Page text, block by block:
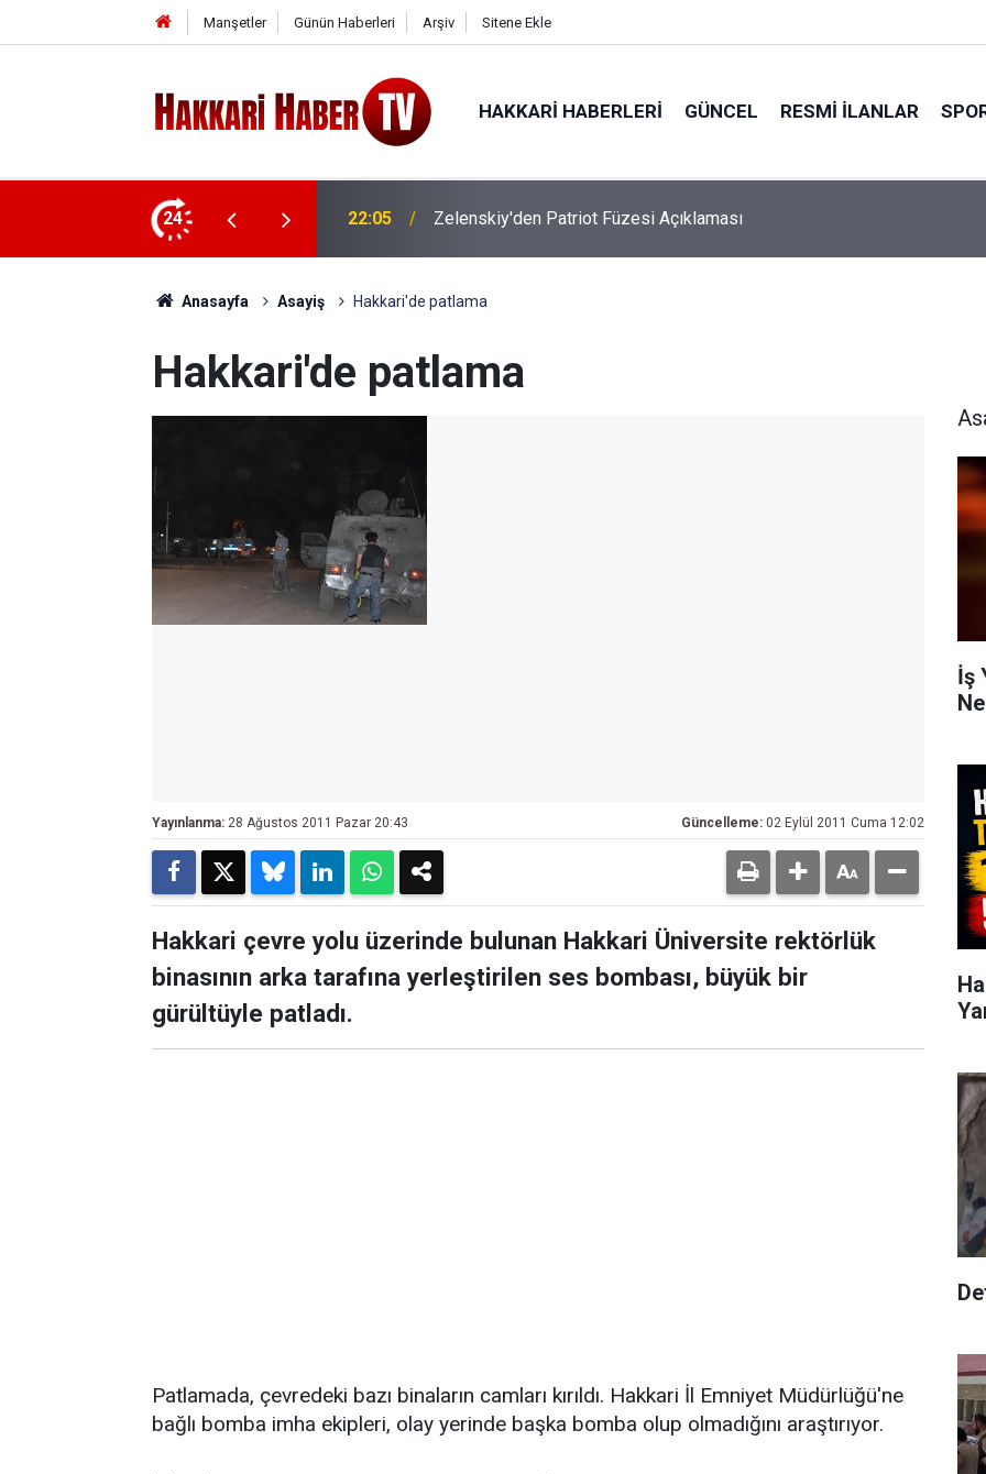
Manşetler Günün Haberleri Arşiv Sitene Ekle
HAKKARI HABERLERI GÜNCEL RESMI İLANLAR
24 22:01 Bakan Gürlek: Suç Örgütlerine Geçit Yok
Anasayfa Asayiş Hakkari'de patlama
Hakkari'de patlama
Yayınlanma: 28 Ağustos 2011 Pazar 20:43 Güncelleme: 02 Eylül 2011 Cuma 12:02
Hakkari çevre yolu üzerinde bulunan Hakkari Üniversite rektörlük
binasının arka tarafına yerleştirilen ses bombası, büyük bir
gürültüyle patladı.
Patlamada, çevredeki bazı binaların camları kırıldı. Hakkari İl Emniyet Müdürlüğü'ne
bağlı bomba imha ekipleri, olay yerinde başka bomba olup olmadığını araştırıyor.
İş